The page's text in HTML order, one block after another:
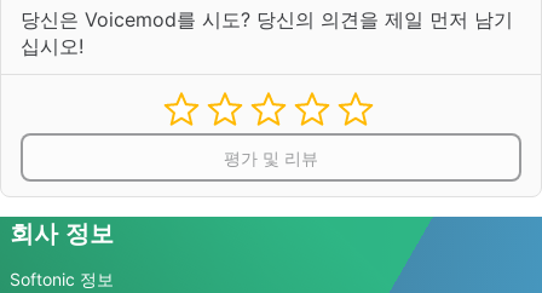
당신은 Voicemod를 시도? 당신의 의견을 제일 먼저 남기
십시오!
평가 및 리뷰
회사 정보
Softonic 정보